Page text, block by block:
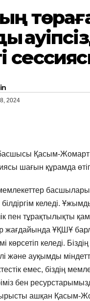
2024
Қасым-Жомарт
шағын құрамда
келеді.
пен тұрақтылықты
ҰҚШҰ
көрсетіп келеді.
және ауқымды
емес, біздің
бен
ашқан Қасым-